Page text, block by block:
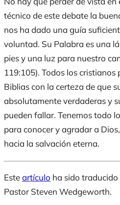
técnico de este debate la
nos ha dado una guía
voluntad. Su Palabra es una
pies y una luz para nuestro
119:105). Todos los cristianos
Biblias con la certeza de que
absolutamente verdaderas y
pueden fallar. Tenemos todo
para conocer y agradar a
hacia la salvación eterna.
Esteartículo ha sido traducido
Pastor Steven Wedgeworth.